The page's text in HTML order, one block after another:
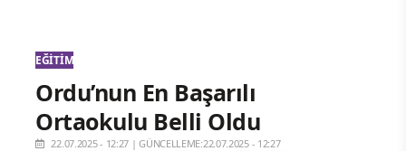
EĞITIM
Ordu’nun En Başarılı
Ortaokulu Belli Oldu
22.07.2025 - 12:27 |GÜNCELLEME:22.07.2025 - 12:27